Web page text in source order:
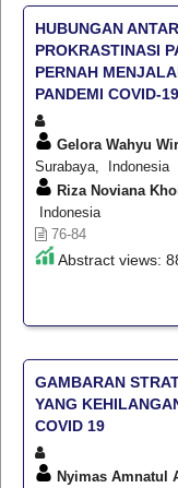
HUBUNGAN
PROKRASTINASI
PERNAH
PANDEMI COVID-19
Gelora Wahyu
Surabaya, Indonesia
Riza Noviana
Indonesia
76-84
Abstract views:
GAMBARAN
YANG
COVID 19
Nyimas Amnatul